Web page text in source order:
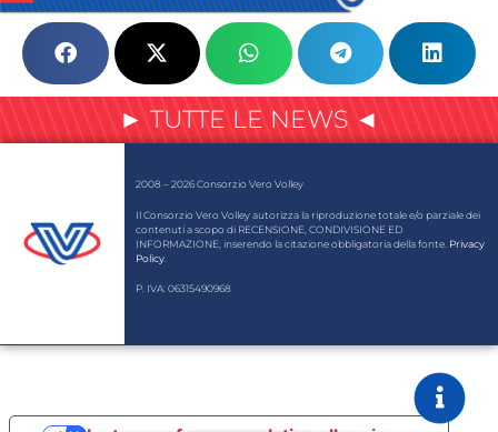
► TUTTE LE NEWS ◄
2008 – 2026 Consorzio Vero Volley
Il Consorzio Vero Volley autorizza la riproduzione totale e/o parziale dei
contenuti a scopo di RECENSIONE, CONDIVISIONE ED
INFORMAZIONE, inserendo la citazione obbligatoria della fonte. Privacy
Policy
P. IVA: 06315490968